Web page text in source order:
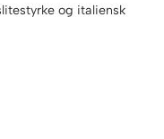
og italiensk